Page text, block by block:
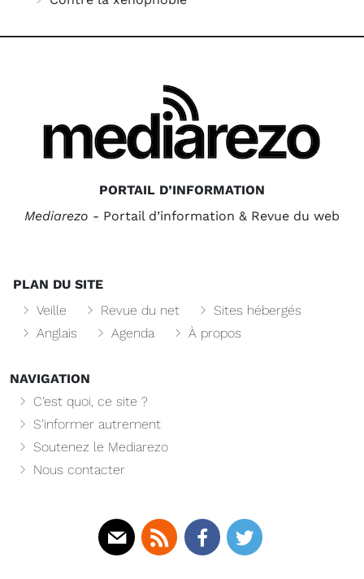
PORTAIL D’INFORMATION
Mediarezo - Portail d’information & Revue du web
PLAN DU SITE
Veille
Revue du net
Sites hébergés
Anglais
Agenda À propos
NAVIGATION
C’est quoi, ce site ?
S’informer autrement
Soutenez le Mediarezo
Nous contacter